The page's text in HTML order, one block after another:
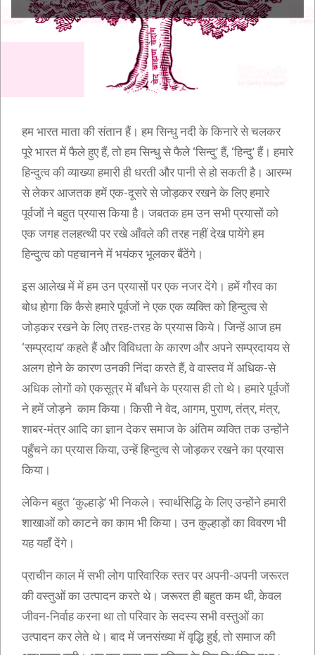
हम भारत माता की संतान हैं। हम सिन्धु नदी के किनारे से चलकर
पूरे भारत में फैले हुए हैं, तो हम सिन्धु से फैले ‘सिन्दु’ हैं, ‘हिन्दु’ हैं। हमारे
हिन्दुत्व की व्याख्या हमारी ही धरती और पानी से हो सकती है। आरम्भ
से लेकर आजतक हमें एक-दूसरे से जोड़कर रखने के लिए हमारे
पूर्वजों ने बहुत प्रयास किया है। जबतक हम उन सभी प्रयासों को
एक जगह तलहत्थी पर रखे आँवले की तरह नहीं देख पायेंगे हम
हिन्दुत्व को पहचानने में भयंकर भूलकर बैंठेंगे।
इस आलेख में में हम उन प्रयासों पर एक नजर देंगे। हमें गौरव का
बोध होगा कि कैसे हमारे पूर्वजों ने एक एक व्यक्ति को हिन्दुत्व से
जोड़कर रखने के लिए तरह-तरह के प्रयास किये। जिन्हें आज हम
‘सम्प्रदाय’ कहते हैं और विविधता के कारण और अपने सम्प्रदायय से
अलग होने के कारण उनकी निंदा करते हैं, वे वास्तव में अधिक-से
अधिक लोगों को एकसूत्र में बाँधने के प्रयास ही तो थे। हमारे पूर्वजों
ने हमें जोड़ने काम किया। किसी ने वेद, आगम, पुराण, तंत्र, मंत्र,
शाबर-मंत्र आदि का ज्ञान देकर समाज के अंतिम व्यक्ति तक उन्होंने
पहुँचने का प्रयास किया, उन्हें हिन्दुत्व से जोड़कर रखने का प्रयास
किया।
लेकिन बहुत ‘कुल्हाड़े’ भी निकले। स्वार्थसिद्धि के लिए उन्होंने हमारी
शाखाओं को काटने का काम भी किया। उन कुल्हाड़ों का विवरण भी
यह यहाँ देंगे।
प्राचीन काल में सभी लोग पारिवारिक स्तर पर अपनी-अपनी जरूरत
की वस्तुओं का उत्पादन करते थे। जरूरत ही बहुत कम थी, केवल
जीवन-निर्वाह करना था तो परिवार के सदस्य सभी वस्तुओं का
उत्पादन कर लेते थे। बाद में जनसंख्या में वृद्धि हुई, तो समाज की